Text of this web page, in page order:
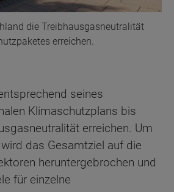
die Treibhausgasneutralität
erreichen.
seines
Klimaschutzplans bis
erreichen. Um
das Gesamtziel auf die
heruntergebrochen und
für einzelne